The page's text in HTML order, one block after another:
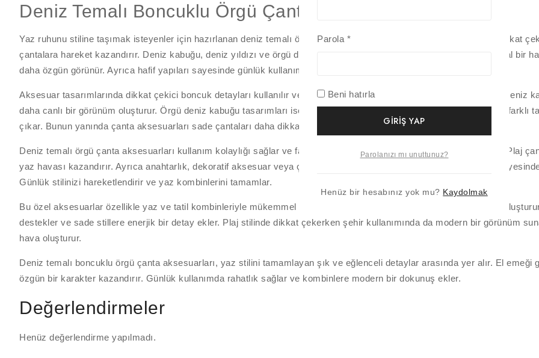
Deniz Temalı Boncuklu Örgü Çanta Charmı / Aksesuarı
Yaz ruhunu stiline taşımak isteyenler için hazırlanan deniz temalı örgü çanta charmı enerjik ve özgün detaylarıyla dikkat
çantalara hareket kazandırır. Deniz kabuğu, deniz yıldızı ve örgü deniz kabuğu detayları yaz stilini desteklerken doğal bir
daha özgün görünür. Ayrıca hafif yapıları sayesinde günlük kullanımda konfor sağlar.
Aksesuar tasarımlarında dikkat çekici boncuk detayları kullanılır ve yaz kombinlerine eğlenceli bir dokunuş eklenir. Deniz
daha canlı bir görünüm oluşturur. Örgü deniz kabuğu tasarımları ise el emeği dokusuyla doğal bir stil sunar. Böylece
çıkar. Bunun yanında çanta aksesuarları sade çantaları daha dikkat çekici hale getirir.
Deniz temalı örgü çanta aksesuarları kullanım kolaylığı sağlar ve farklı çanta modelleriyle rahatlıkla kombinlenebilir. Plaj
yaz havası kazandırır. Ayrıca anahtarlık, dekoratif aksesuar veya çanta süsü olarak da kullanılabilir. Hafif yapıları
Günlük stilinizi hareketlendirir ve yaz kombinlerini tamamlar.
Bu özel aksesuarlar özellikle yaz ve tatil kombinleriyle mükemmel uyum sağlar. Hasır çantalarla doğal bir görünüm
destekler ve sade stillere enerjik bir detay ekler. Plaj stilinde dikkat çekerken şehir kullanımında da modern bir görünüm
hava oluşturur.
Deniz temalı boncuklu örgü çanta aksesuarları, yaz stilini tamamlayan şık ve eğlenceli detaylar arasında yer alır. El
özgün bir karakter kazandırır. Günlük kullanımda rahatlık sağlar ve kombinlere modern bir dokunuş ekler.
Değerlendirmeler
Henüz değerlendirme yapılmadı.
Parola *
Beni hatırla
GIRIŞ YAP
Parolanızı mı unuttunuz?
Henüz bir hesabınız yok mu? Kaydolmak